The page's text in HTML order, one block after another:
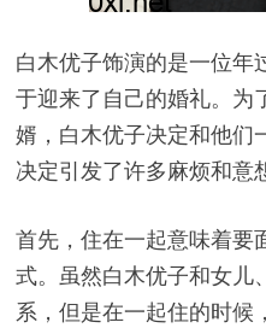
白木优子饰演的是一位年
于迎来了自己的婚礼。为
婿，白木优子决定和他们
决定引发了许多麻烦和意
首先，住在一起意味着要
式。虽然白木优子和女儿
系，但是在一起住的时候